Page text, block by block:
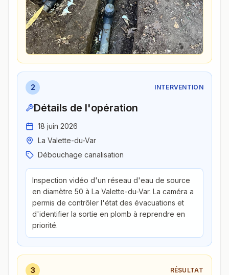
2 INTERVENTION
Détails de l'opération
18 juin 2026
La Valette-du-Var
Débouchage canalisation
Inspection vidéo d'un réseau d'eau de source
en diamètre 50 à La Valette-du-Var. La caméra a
permis de contrôler l'état des évacuations et
d'identifier la sortie en plomb à reprendre en
priorité.
3 RÉSULTAT